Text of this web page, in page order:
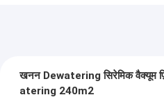
खनन Dewatering सिरेमिक वैक्यूम
atering 240m2